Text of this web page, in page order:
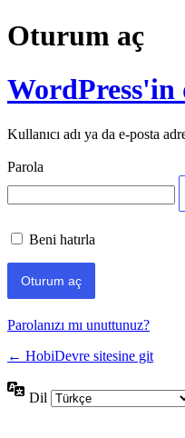
Oturum aç
WordPress'in
Kullanıcı adı ya da e-posta
Parola
Beni hatırla
Parolanızı mı unuttunuz?
← HobiDevre sitesine git
Dil